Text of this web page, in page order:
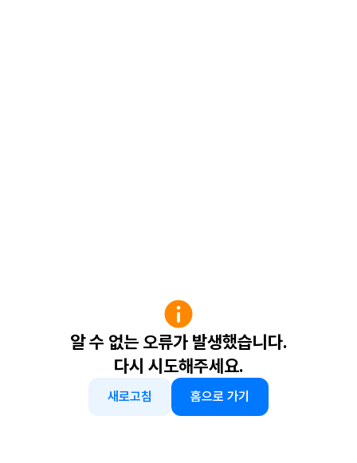
알 수 없는 오류가 발생했습니다.
다시 시도해주세요.
새로고침 홈으로 가기